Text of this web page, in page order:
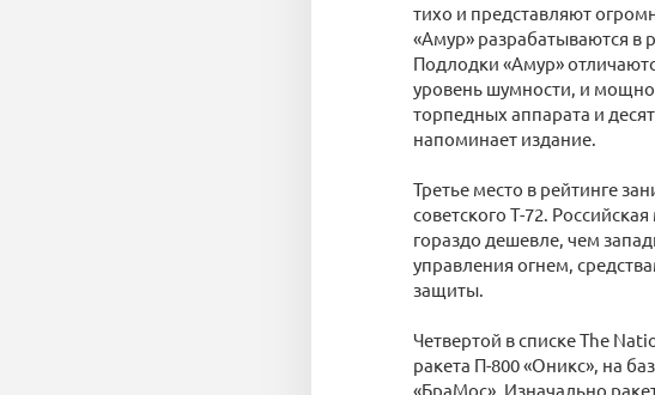
тихо и представляют
«Амур» разрабатываются в
Подлодки «Амур»
уровень шумности, и
торпедных аппарата и
напоминает издание.
Третье место в рейтинге
советского Т-72.
гораздо дешевле, чем
управления огнем,
защиты.
Четвертой в списке The
ракета П-800 «Оникс», на
«БраМос». Изначально